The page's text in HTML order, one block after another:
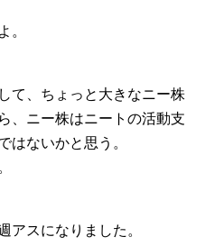
。
て、ちょっと大きなニー株
、ニー株はニートの活動支
はないかと思う。
アスになりました。